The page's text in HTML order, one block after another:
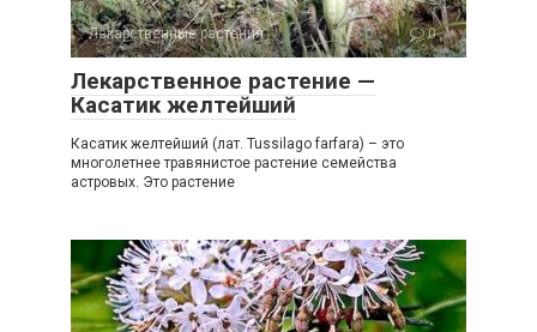
Лекарственные растения 0
Лекарственное растение —
Касатик желтейший
Касатик желтейший (лат. Tussilago farfara) – это
многолетнее травянистое растение семейства
астровых. Это растение